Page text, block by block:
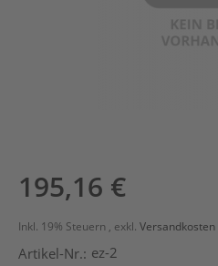
Anfang
Bildergalerie
springen
195,16 €
Inkl. 19% Steuern , exkl. Versandkosten
Artikel-Nr.: ez-2